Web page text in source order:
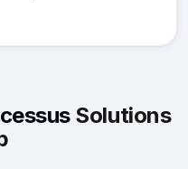
Solutions